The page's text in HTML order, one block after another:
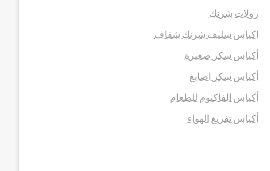
رولات شرنك
اكياس سليف شرنك شفاف
أكياس سكر صغيرة
أكياس سكر اصابع
أكياس الفاكيوم للطعام
أكياس تفريغ الهواء